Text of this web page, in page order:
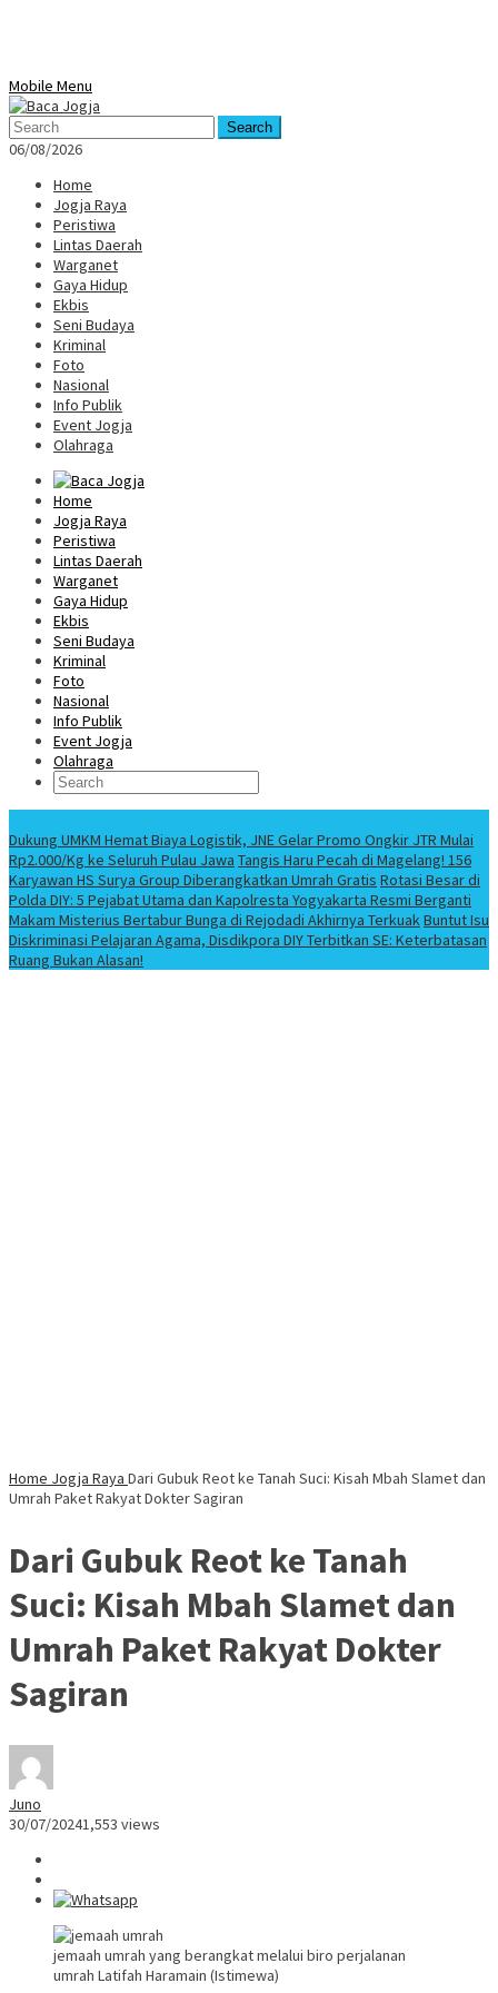
Mobile Menu
Search
06/08/2026
Home
Jogja Raya
Peristiwa
Lintas Daerah
Warganet
Gaya Hidup
Ekbis
Seni Budaya
Kriminal
Foto
Nasional
Info Publik
Event Jogja
Olahraga
Home
Jogja Raya
Peristiwa
Lintas Daerah
Warganet
Gaya Hidup
Ekbis
Seni Budaya
Kriminal
Foto
Nasional
Info Publik
Event Jogja
Olahraga
Dukung UMKM Hemat Biaya Logistik, JNE Gelar Promo Ongkir JTR Mulai
Rp2.000/Kg ke Seluruh Pulau Jawa Tangis Haru Pecah di Magelang! 156
Karyawan HS Surya Group Diberangkatkan Umrah Gratis Rotasi Besar di
Polda DIY: 5 Pejabat Utama dan Kapolresta Yogyakarta Resmi Berganti
Makam Misterius Bertabur Bunga di Rejodadi Akhirnya TerkuakBuntut Isu
Diskriminasi Pelajaran Agama, Disdikpora DIY Terbitkan SE: Keterbatasan
Ruang Bukan Alasan!
Home Jogja Raya Dari Gubuk Reot ke Tanah Suci: Kisah Mbah Slamet dan
Umrah Paket Rakyat Dokter Sagiran
Dari Gubuk Reot ke Tanah
Suci: Kisah Mbah Slamet dan
Umrah Paket Rakyat Dokter
Sagiran
Juno
30/07/20241,553 views
jemaah umrah yang berangkat melalui biro perjalanan
umrah Latifah Haramain (Istimewa)